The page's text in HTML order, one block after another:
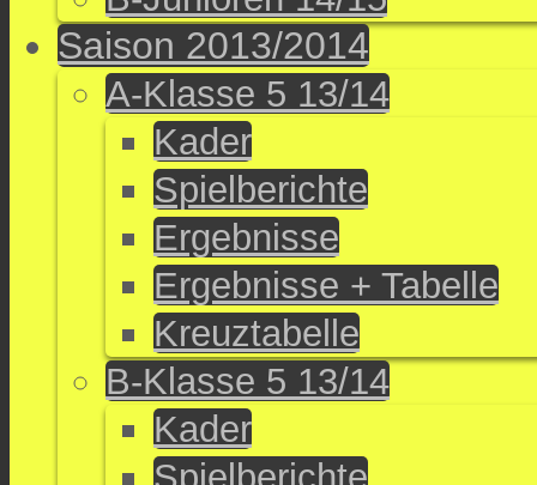
Saison 2013/2014
A-Klasse 5 13/14
Kader
Spielberichte
Ergebnisse
Ergebnisse + Tabelle
Kreuztabelle
B-Klasse 5 13/14
Kader
Spielberichte